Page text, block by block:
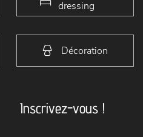
dressing
Décoration
Inscrivez-vous !